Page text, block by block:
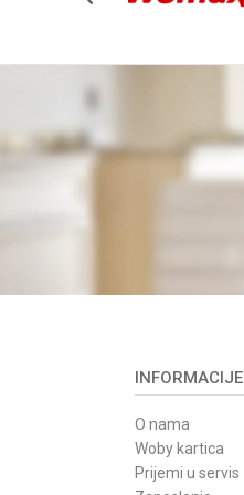
INFORMACIJE
O nama
Woby kartica
Prijemi u servis